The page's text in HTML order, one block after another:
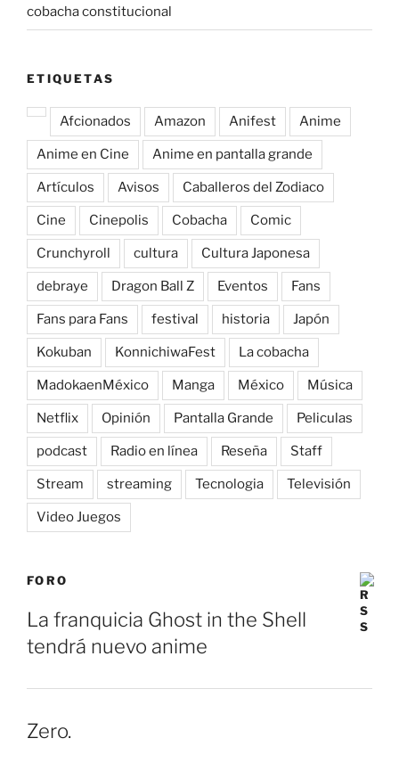
cobacha constitucional
ETIQUETAS
Afcionados Amazon Anifest Anime
Anime en Cine Anime en pantalla grande
Artículos Avisos Caballeros del Zodiaco
Cine Cinepolis Cobacha Comic
Crunchyroll cultura Cultura Japonesa
debraye Dragon Ball Z Eventos Fans
Fans para Fans festival historia Japón
Kokuban KonnichiwaFest La cobacha
MadokaenMéxico Manga México Música
Netflix Opinión Pantalla Grande Peliculas
podcast Radio en línea Reseña Staff
Stream streaming Tecnologia Televisión
Video Juegos
FORO
La franquicia Ghost in the Shell
tendrá nuevo anime
Zero.